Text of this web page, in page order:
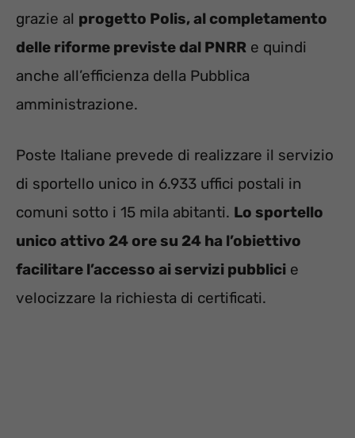
grazie al progetto Polis, al completamento
delle riforme previste dal PNRR e quindi
anche all’efficienza della Pubblica
amministrazione.
Poste Italiane prevede di realizzare il servizio
di sportello unico in 6.933 uffici postali in
comuni sotto i 15 mila abitanti. Lo sportello
unico attivo 24 ore su 24 ha l’obiettivo
facilitare l’accesso ai servizi pubblici e
velocizzare la richiesta di certificati.